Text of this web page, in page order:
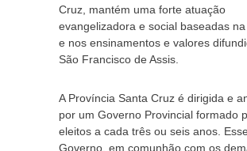
Cruz, mantém uma forte atuação
evangelizadora e social baseadas
e nos ensinamentos e valores
São Francisco de Assis.
A Província Santa Cruz é dirigida e
por um Governo Provincial formado
eleitos a cada três ou seis anos.
Governo, em comunhão com os